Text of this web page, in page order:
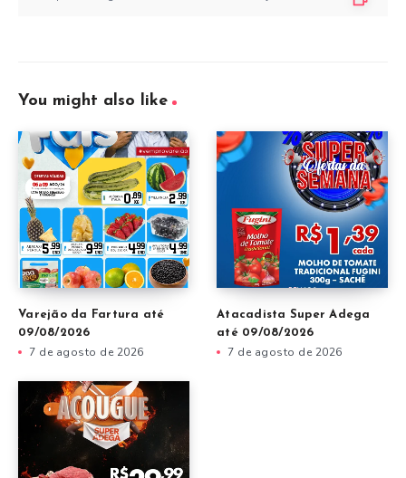
You might also like
Varejão da Fartura até
09/08/2026
7 de agosto de 2026
Atacadista Super Adega
até 09/08/2026
7 de agosto de 2026